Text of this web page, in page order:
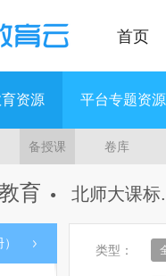
首页
资源 平台专题资
备授课 卷库
育 ● 北师大课标
类型：